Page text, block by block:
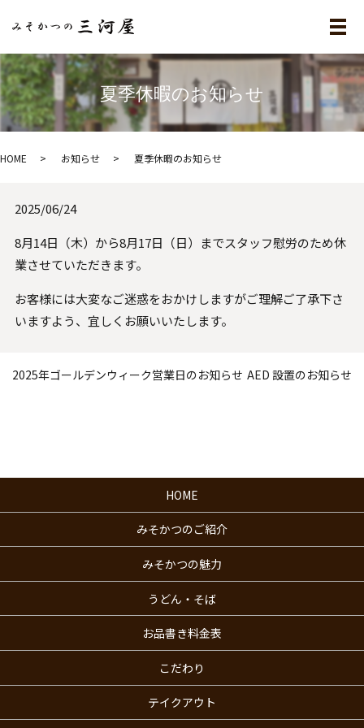
メ
夏季休暇のお知らせ
HOME お知らせ 夏季休暇のお知らせ
2025/06/24
8月14日（木）から8月17日（日）までスタッフ慰労のため休
業させていただきます。
お客様には大変なご迷惑をおかけしますがご理解ご了承下さ
いますよう、宜しくお願いいたします。
2025年ゴールデンウィーク営業日のお知らせ AED 設置のお知らせ
HOME
みそかつのご紹介
みそかつの魅力
うどん・そば
お品書き料金表
こだわり
テイクアウト